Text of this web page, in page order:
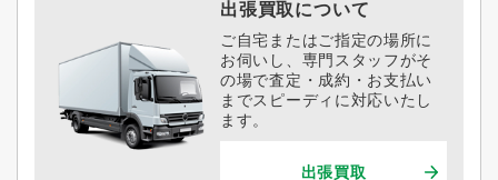
出張買取について
ご自宅またはご指定の場所に
お伺いし、専門スタッフがそ
の場で査定・成約・お支払い
までスピーディに対応いたし
ます。
出張買取